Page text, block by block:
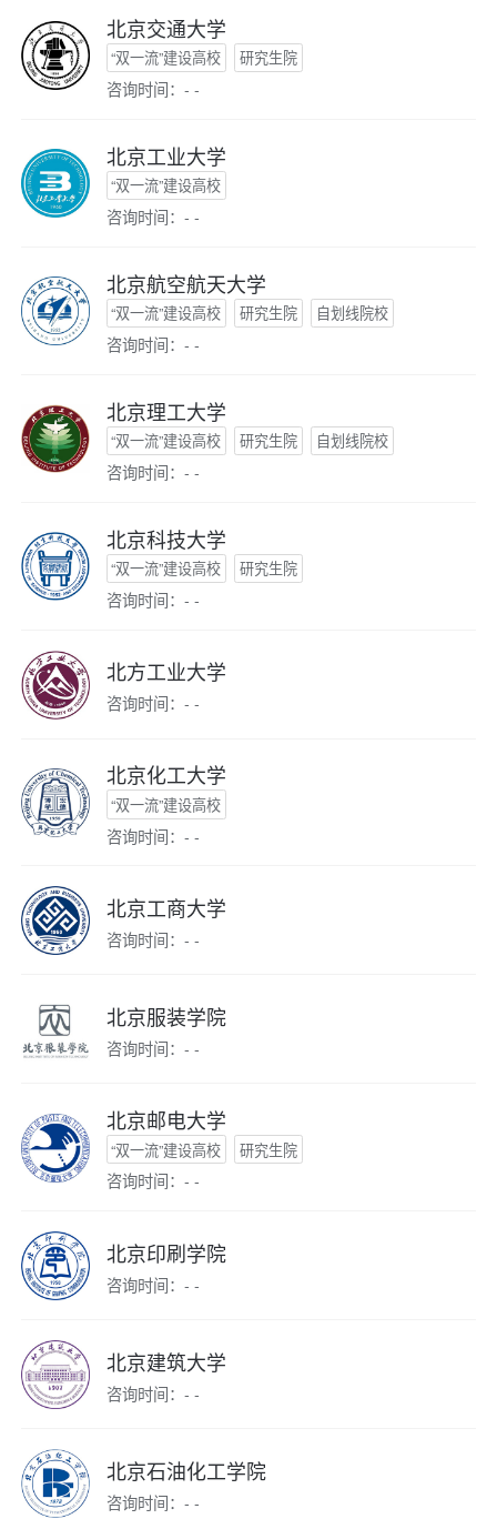
北京交通大学
“双一流”建设高校 研究生院
咨询时间：- -
北京工业大学
“双一流”建设高校
咨询时间：- -
北京航空航天大学
“双一流”建设高校 研究生院 自划线院校
咨询时间：- -
北京理工大学
“双一流”建设高校 研究生院 自划线院校
咨询时间：- -
北京科技大学
“双一流”建设高校 研究生院
咨询时间：- -
北方工业大学
咨询时间：- -
北京化工大学
“双一流”建设高校
咨询时间：- -
北京工商大学
咨询时间：- -
北京服装学院
咨询时间：- -
北京邮电大学
“双一流”建设高校 研究生院
咨询时间：- -
北京印刷学院
咨询时间：- -
北京建筑大学
咨询时间：- -
北京石油化工学院
咨询时间：- -